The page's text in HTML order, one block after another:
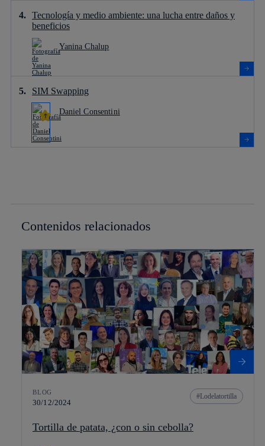
Tecnología y medio ambiente: una lucha entre daños y
beneficios
Yanina Chalup
SIM Swapping
Daniel Consentini
Contenidos relacionados
BLOG
30/12/2024
Lodelatortilla
Tortilla de patata, ¿con o sin cebolla?